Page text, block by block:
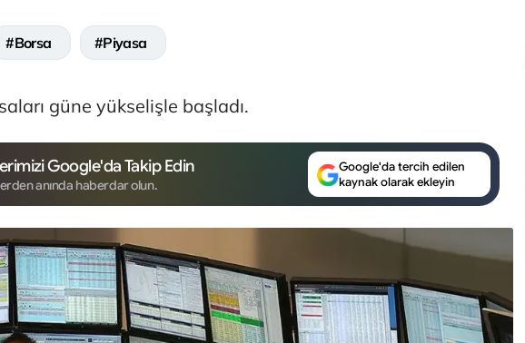
#Borsa #Piyasa
güne yükselişle başladı.
Google'da Takip Edin
anında haberdar olun.
Google'da tercih edilen
kaynak olarak ekleyin